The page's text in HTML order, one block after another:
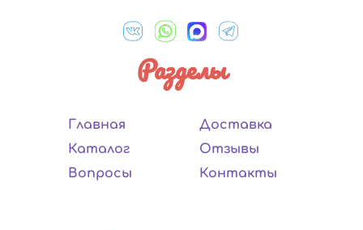
Разделы
Главная
Каталог
Вопросы
Доставка
Отзывы
Контакты